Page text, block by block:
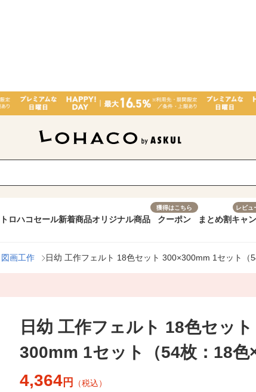
ロハコセール新着商品オリジナル商品
獲得はこちら
クーポン まとめ割
レビュ
キャ
画工作 日幼 工作フェルト 18色セット 300×300mm 1セット（
日幼 工作フェルト 18色セッ
300mm 1セット（54枚：18色
4,364 円 （税込）